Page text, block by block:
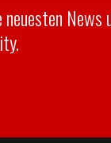
News